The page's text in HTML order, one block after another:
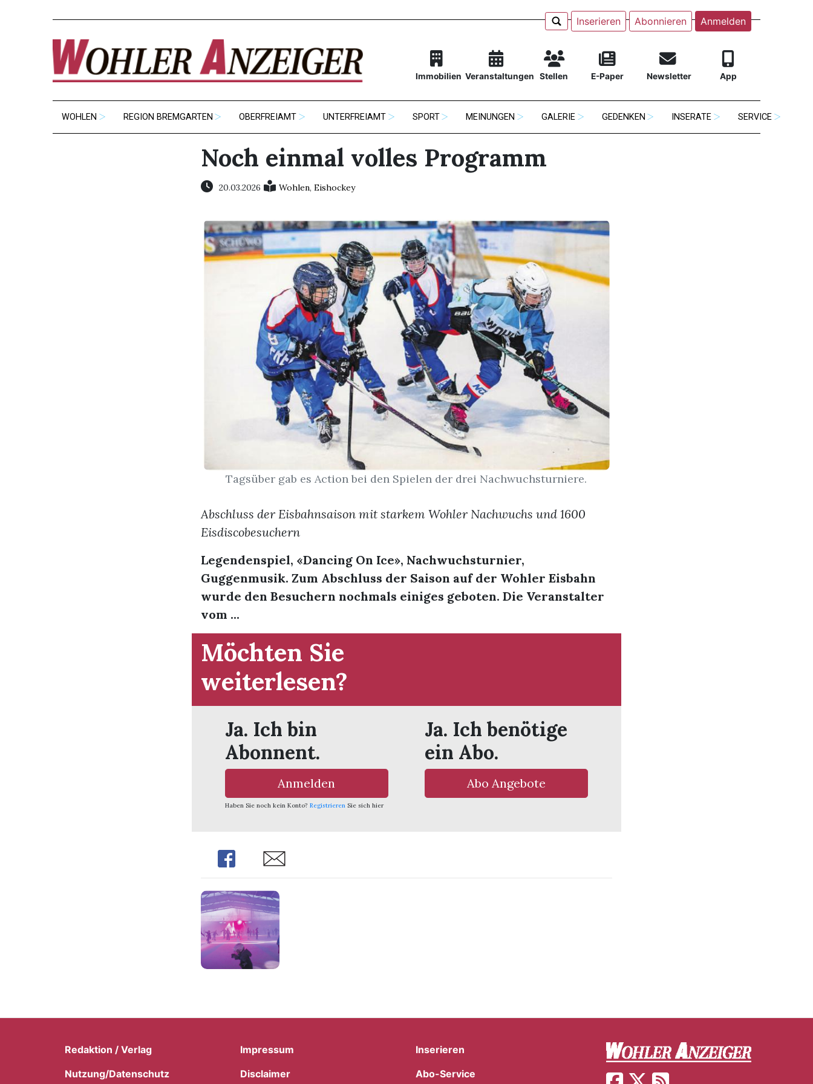
Inserieren Abonnieren Anmelden
Immobilien Veranstaltungen Stellen E-Paper Newsletter App
WOHLEN REGION BREMGARTEN OBERFREIAMT UNTERFREIAMT SPORT MEINUNGEN GALERIE GEDENKEN INSERATE SERVICE
Noch einmal volles Programm
20.03.2026 Wohlen, Eishockey
Tagsüber gab es Action bei den Spielen der drei Nachwuchsturniere.
Abschluss der Eisbahnsaison mit starkem Wohler Nachwuchs und 1600
Eisdiscobesuchern
Legendenspiel, «Dancing On Ice», Nachwuchsturnier,
Guggenmusik. Zum Abschluss der Saison auf der Wohler Eisbahn
wurde den Besuchern nochmals einiges geboten. Die Veranstalter
vom ...
Möchten Sie
weiterlesen?
Ja. Ich bin
Abonnent.
Anmelden
Haben Sie noch kein Konto? Registrieren Sie sich hier
Ja. Ich benötige
ein Abo.
Abo Angebote
Share Share
Redaktion / Verlag Impressum
Inserieren
Nutzung/Datenschutz
Disclaimer Abo-Service